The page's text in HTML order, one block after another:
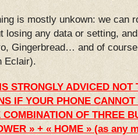
is mostly unkown: we can
losing any data or setting,
Gingerbread… and of
Eclair).
STRONGLY ADVICED NOT
IF YOUR PHONE
COMBINATION OF THREE
» + « HOME » (as any